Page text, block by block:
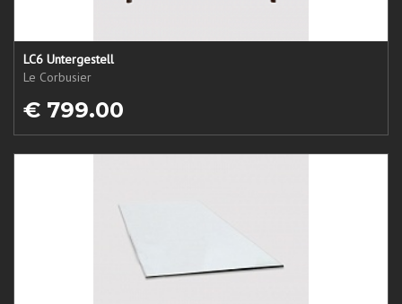
LC6 Untergestell
Le Corbusier
€ 799.00